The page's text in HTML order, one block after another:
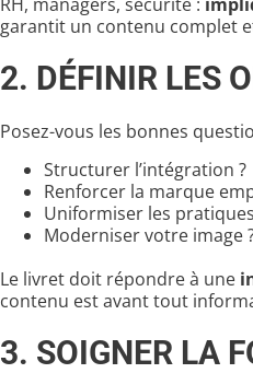
garantit un contenu complet
2. DÉFINIR LES
Posez-vous les bonnes
Structurer l’intégration ?
Renforcer la marque
Uniformiser les
Moderniser votre image
Le livret doit répondre à une
contenu est avant tout
3. SOIGNER LA